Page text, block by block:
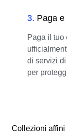
3. Paga e
Paga il tuo
di servizi
per
Collezioni affini